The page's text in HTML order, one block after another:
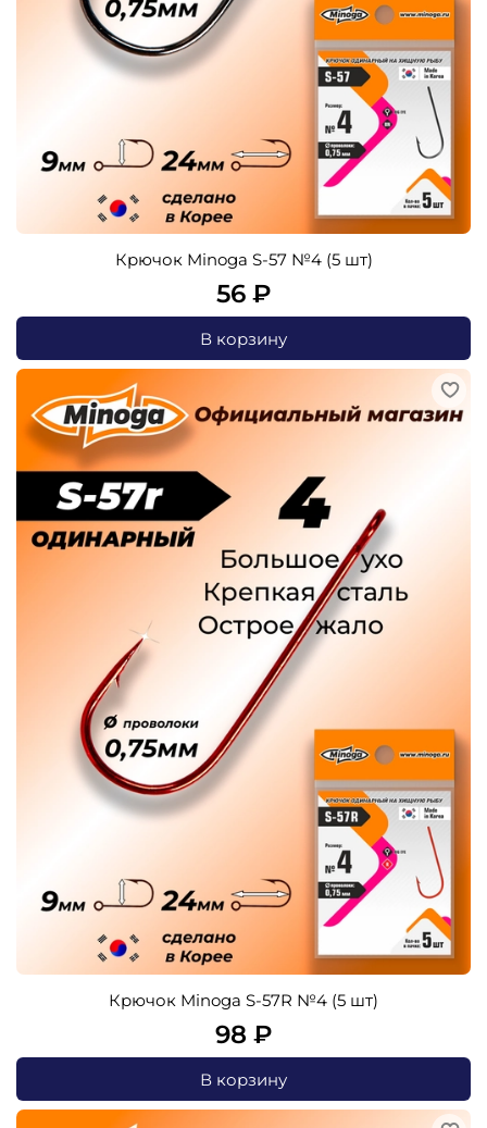
Крючок Minoga S-57 №4 (5 шт)
56 ₽
В корзину
Крючок Minoga S-57R №4 (5 шт)
98 ₽
В корзину